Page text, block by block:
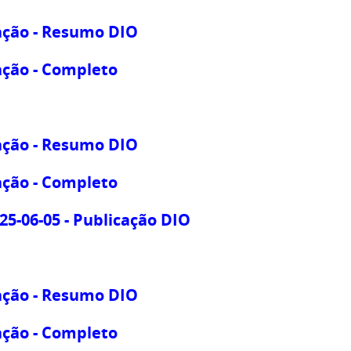
- Resumo DIO
- Completo
- Resumo DIO
- Completo
06-05 - Publicação DIO
- Resumo DIO
- Completo